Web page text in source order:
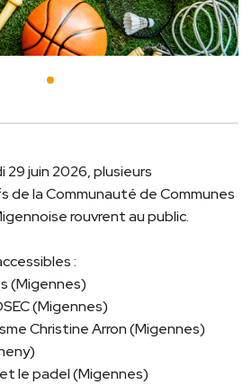
juin 2026, plusieurs
la Communauté de Communes
rouvrent au public.
:
(Migennes)
(Migennes)
Christine Arron (Migennes)
le padel (Migennes)